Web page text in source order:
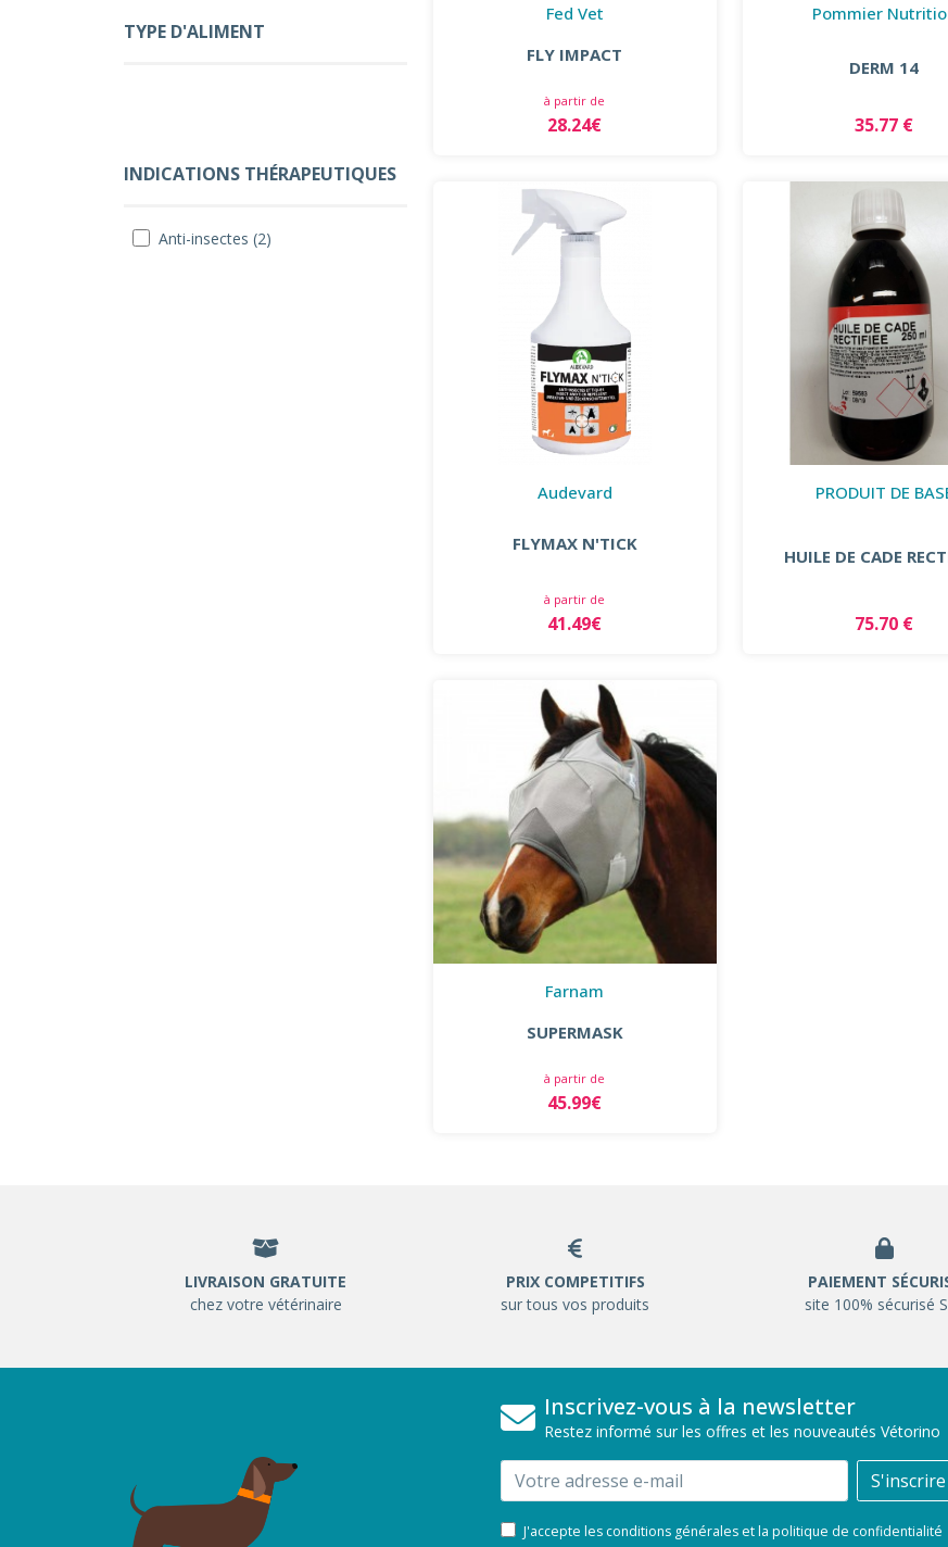
TYPE D'ALIMENT
INDICATIONS THÉRAPEUTIQUES
Anti-insectes (2)
Fed Vet
FLY IMPACT
à partir de
28.24€
Pommier
DERM 14
35.77 €
Audevard
FLYMAX N'TICK
à partir de
41.49€
PRODUIT DE
HUILE DE CADE
75.70 €
Farnam
SUPERMASK
à partir de
45.99€
LIVRAISON GRATUITE
chez votre vétérinaire
PRIX COMPETITIFS
sur tous vos produits
PAIEMENT
site 100% sécurisé
Inscrivez-vous à la newsletter
Restez informé sur les offres et les nouveautés Vétorino
Email S'inscrire
J'accepte les conditions générales et la politique de confidentialité